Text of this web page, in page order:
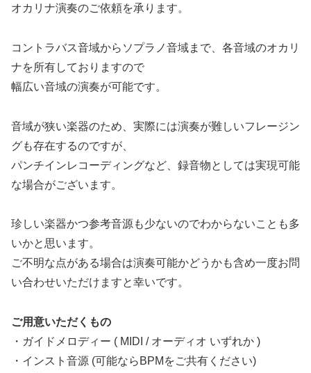
オカリナ演奏のご依頼を承ります。
コントラバス音域からソプラノ音域まで、各音域のオカリ
ナを所有しておりますので
幅広い音域の演奏が可能です。
音域が狭い楽器のため、実際には演奏が難しいフレージン
グも存在するのですが、
パンチインレコーディングなど、録音物としては実現可能
な場合がございます。
珍しい楽器かつ参考音源も少ないのでわからないことも多
いかと思います。
ご不明な点がある場合は演奏可能かどうかも含め一度お問
い合わせいただけますと幸いです。
ご用意いただくもの
・ガイドメロディー ( MIDI / オーディオ いずれか )
・インスト音源 (可能ならBPMをご共有ください)